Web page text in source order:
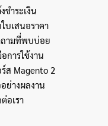
ชำระเงิน
บเสนอราคา
ามที่พบบ่อย
การใช้งาน
ส Magento 2
ย่างผลงาน
อเรา